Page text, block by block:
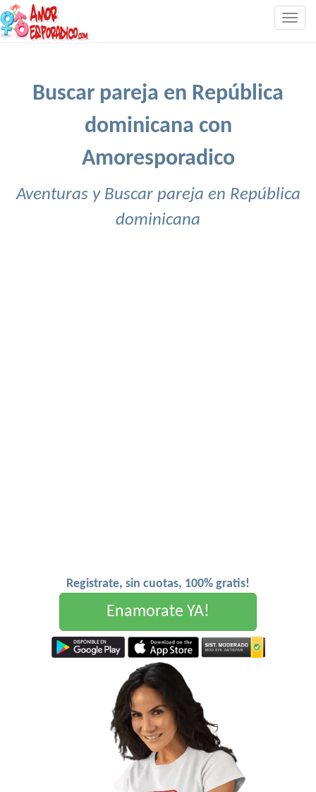
Buscar pareja en República
dominicana con
Amoresporadico
Aventuras y Buscar pareja en República
dominicana
Registrate, sin cuotas, 100% gratis!
Enamorate YA!